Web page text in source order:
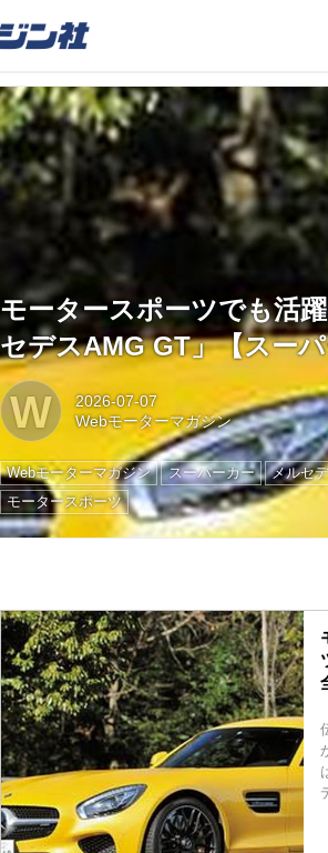
モータースポーツでも活
セデスAMG GT」【スー
W
2026-07-07
Webモーターマガジン
Webモーターマガジン スーパーカー メルセ
モータースポーツ